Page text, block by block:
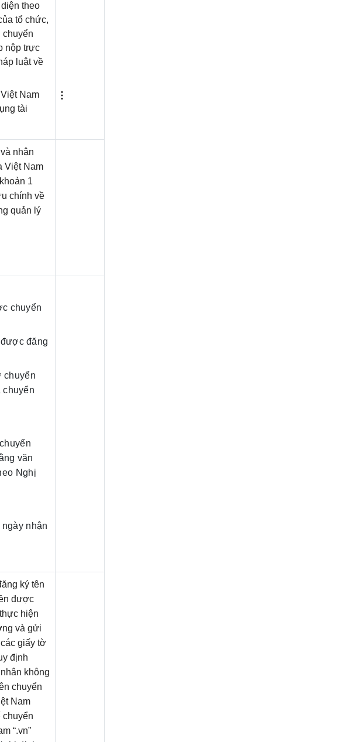
theo
tổ chức,
chuyển
nộp trực
luật về
Nam
tài
nhận
Việt Nam
1
chính về
quản lý
chuyển
đăng
chuyển
chuyển
văn
Nghị
nhận
ký tên
được
hiện
và gửi
giấy tờ
định
không
chuyển
Nam
chuyển
“.vn”